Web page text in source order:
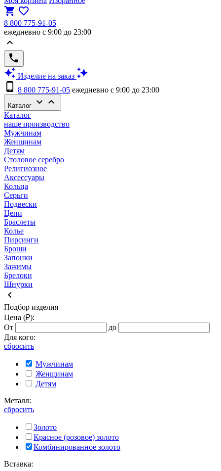
shopping_cart favorite_border
8 800 775-91-05
ежедневно с 9:00 до 23:00
keyboard_arrow_up
phone
auto_awesome Изделие на заказ auto_awesome
phone_android 8 800 775-91-05 ежедневно с 9:00 до 23:00
Каталог keyboard_arrow_down keyboard_arrow_up
Каталог
наше производство
Мужчинам
Женщинам
Детям
Столовое серебро
Религиозное
Аксессуары
Кольца
Серьги
Подвески
Цепи
Браслеты
Колье
Пирсинги
Броши
Запонки
Зажимы
Брелоки
Шнурки
keyboard_arrow_left
Подбор изделия
Цена (₽):
От
до
Для кого:
сбросить
Мужчинам
Женщинам
Детям
Металл:
сбросить
Золото
Красное (розовое) золото
Комбинированное золото
Вставка: